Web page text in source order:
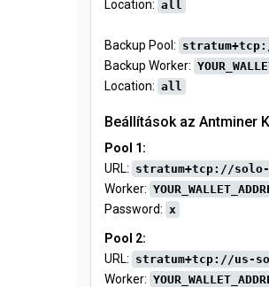
Location: all
Backup Pool:
Backup Worker:
Location: all
Beállítások az Antminer
Pool 1:
URL: stratum+tcp://solo-
Worker:
Password: x
Pool 2:
URL: stratum+tcp://us-
Worker: